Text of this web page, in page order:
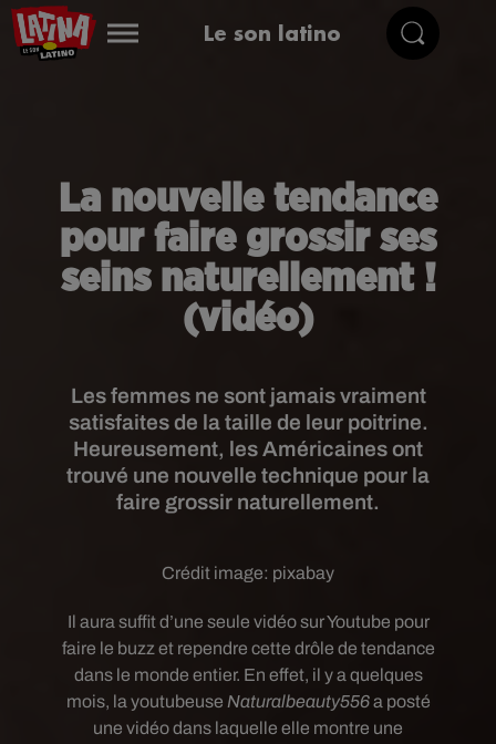
Le son latino
La nouvelle tendance
pour faire grossir ses
seins naturellement !
(vidéo)
Les femmes ne sont jamais vraiment
satisfaites de la taille de leur poitrine.
Heureusement, les Américaines ont
trouvé une nouvelle technique pour la
faire grossir naturellement.
Crédit image: pixabay
Il aura suffit d’une seule vidéo sur Youtube pour
faire le buzz et rependre cette drôle de tendance
dans le monde entier. En effet, il y a quelques
mois, la youtubeuse Naturalbeauty556a posté
une vidéo dans laquelle elle montre une